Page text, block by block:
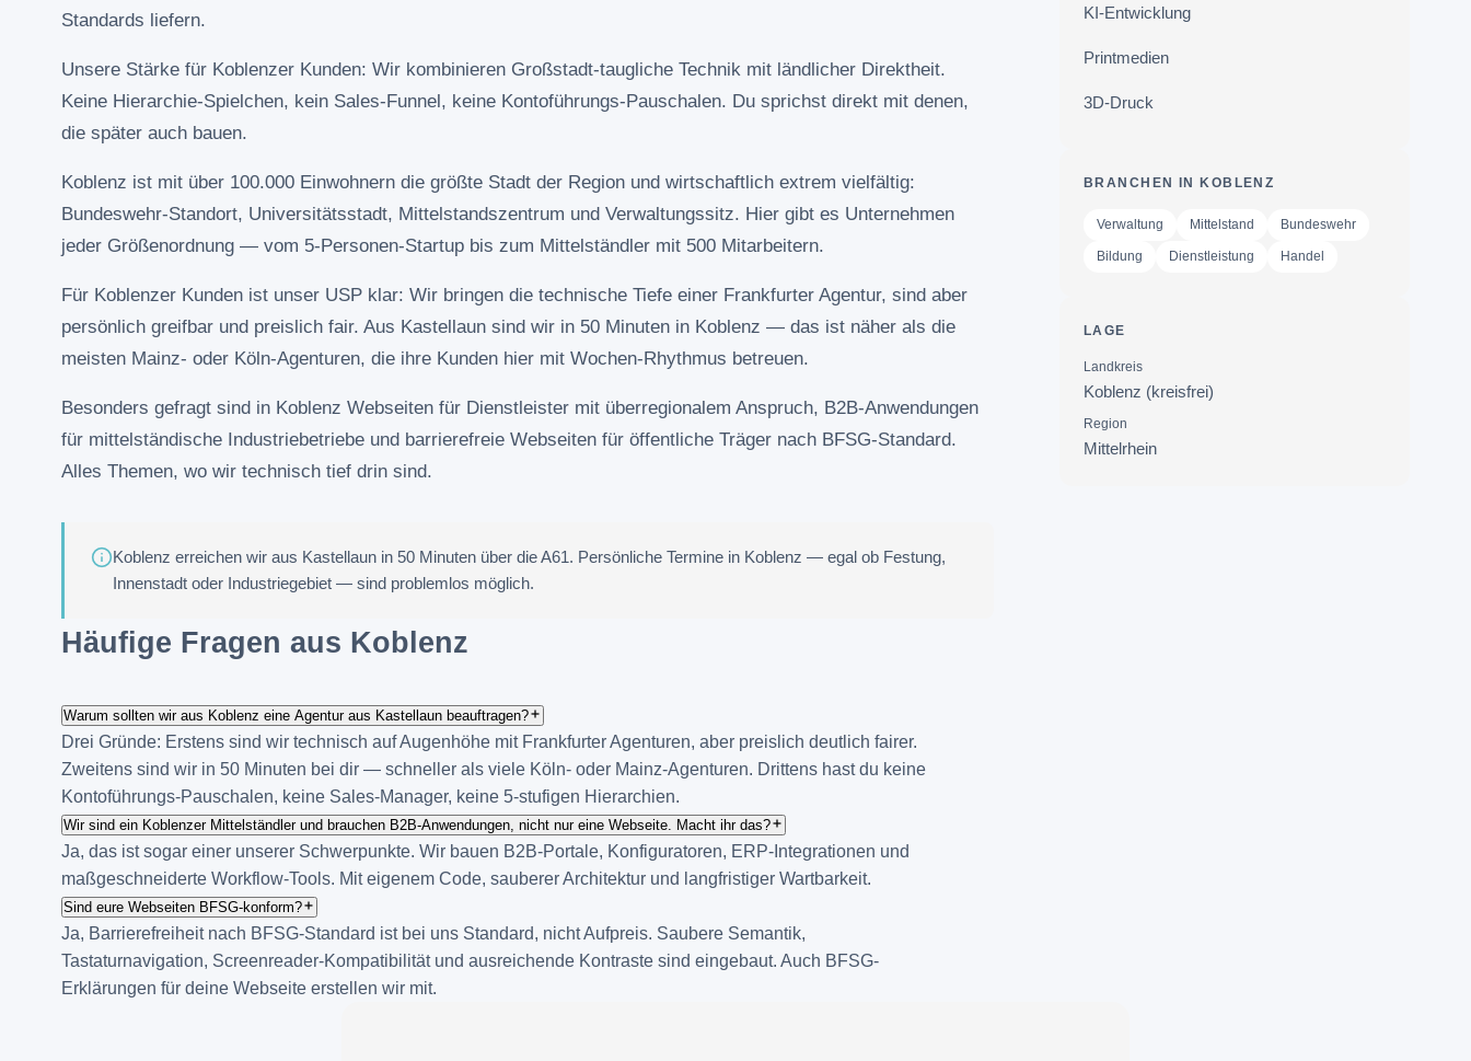
Standards liefern.
Unsere Stärke für Koblenzer Kunden: Wir kombinieren Großstadt-taugliche Technik mit ländlicher Direktheit.
Keine Hierarchie-Spielchen, kein Sales-Funnel, keine Kontoführungs-Pauschalen. Du sprichst direkt mit denen,
die später auch bauen.
Koblenz ist mit über 100.000 Einwohnern die größte Stadt der Region und wirtschaftlich extrem vielfältig:
Bundeswehr-Standort, Universitätsstadt, Mittelstandszentrum und Verwaltungssitz. Hier gibt es Unternehmen
jeder Größenordnung — vom 5-Personen-Startup bis zum Mittelständler mit 500 Mitarbeitern.
Für Koblenzer Kunden ist unser USP klar: Wir bringen die technische Tiefe einer Frankfurter Agentur, sind aber
persönlich greifbar und preislich fair. Aus Kastellaun sind wir in 50 Minuten in Koblenz — das ist näher als die
meisten Mainz- oder Köln-Agenturen, die ihre Kunden hier mit Wochen-Rhythmus betreuen.
Besonders gefragt sind in Koblenz Webseiten für Dienstleister mit überregionalem Anspruch, B2B-Anwendungen
für mittelständische Industriebetriebe und barrierefreie Webseiten für öffentliche Träger nach BFSG-Standard.
Alles Themen, wo wir technisch tief drin sind.
Koblenz erreichen wir aus Kastellaun in 50 Minuten über die A61. Persönliche Termine in Koblenz — egal ob Festung,
Innenstadt oder Industriegebiet — sind problemlos möglich.
KI-Entwicklung
Printmedien
3D-Druck
BRANCHEN IN KOBLENZ
Verwaltung Mittelstand Bundeswehr
Bildung Dienstleistung Handel
LAGE
Landkreis
Koblenz (kreisfrei)
Region
Mittelrhein
Häufige Fragen aus Koblenz
Warum sollten wir aus Koblenz eine Agentur aus Kastellaun beauftragen?
Drei Gründe: Erstens sind wir technisch auf Augenhöhe mit Frankfurter Agenturen, aber preislich deutlich fairer.
Zweitens sind wir in 50 Minuten bei dir — schneller als viele Köln- oder Mainz-Agenturen. Drittens hast du keine
Kontoführungs-Pauschalen, keine Sales-Manager, keine 5-stufigen Hierarchien.
Wir sind ein Koblenzer Mittelständler und brauchen B2B-Anwendungen, nicht nur eine Webseite. Macht ihr das?
Ja, das ist sogar einer unserer Schwerpunkte. Wir bauen B2B-Portale, Konfiguratoren, ERP-Integrationen und
maßgeschneiderte Workflow-Tools. Mit eigenem Code, sauberer Architektur und langfristiger Wartbarkeit.
Sind eure Webseiten BFSG-konform?
Ja, Barrierefreiheit nach BFSG-Standard ist bei uns Standard, nicht Aufpreis. Saubere Semantik,
Tastaturnavigation, Screenreader-Kompatibilität und ausreichende Kontraste sind eingebaut. Auch BFSG-
Erklärungen für deine Webseite erstellen wir mit.